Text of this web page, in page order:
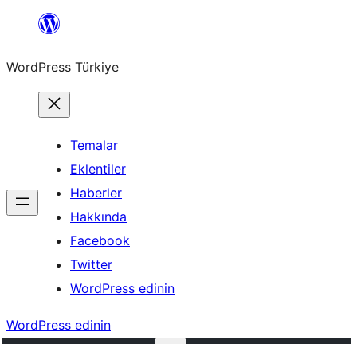
İçeriğe
WordPress Türkiye
Temalar
Eklentiler
Haberler
Hakkında
Facebook
Twitter
WordPress edinin
WordPress edinin